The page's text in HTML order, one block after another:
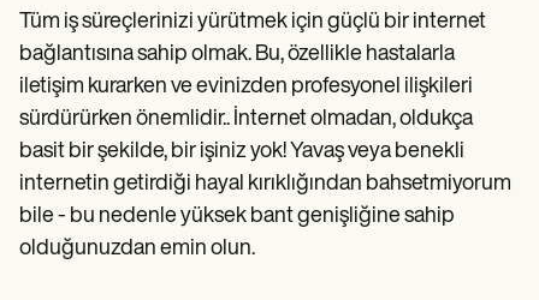
Tüm iş süreçlerinizi yürütmek için güçlü bir internet
bağlantısına sahip olmak. Bu, özellikle hastalarla
iletişim kurarken ve evinizden profesyonel ilişkileri
sürdürürken önemlidir.. İnternet olmadan, oldukça
basit bir şekilde, bir işiniz yok! Yavaş veya benekli
internetin getirdiği hayal kırıklığından bahsetmiyorum
bile - bu nedenle yüksek bant genişliğine sahip
olduğunuzdan emin olun.